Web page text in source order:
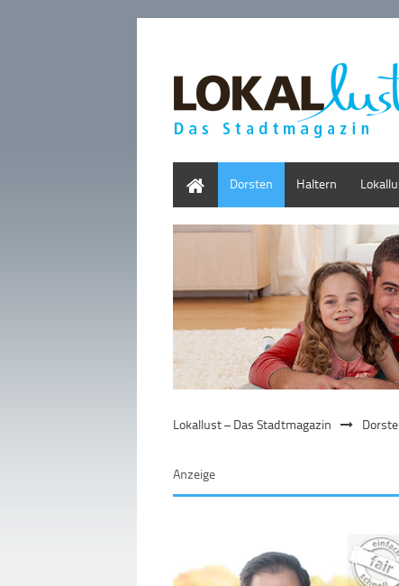
Dorsten Haltern
Lokallust – Das Stadtmagazin
Anzeige